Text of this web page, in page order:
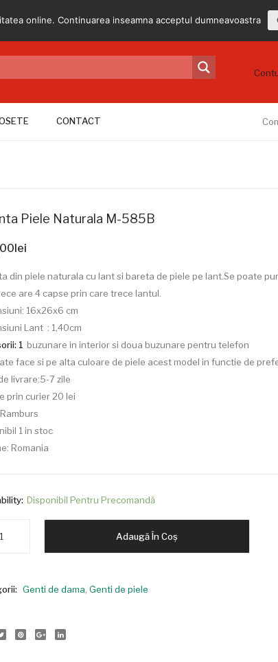
CONTACT
Piele Naturala M-585B
lei
din piele naturala cu lant si bareta de piele pe lant.Se poate
are 4 capse prin care trece lantul.
16x26x6 cm
Lant : 1,40cm
1 buzunare in interior si doua buzunare pentru telefon
face si pe alta culoare de piele acest model in functie de
livrare:5-7 zile
prin curier 20 lei
1 in stoc
Romania
Disponibil Pentru Precomandă
Adaugă În Coș
Genti de dama Genti de piele
online. Continuarea inseamna acceptul dumneavoastra